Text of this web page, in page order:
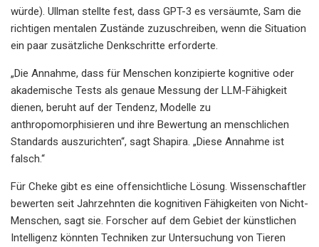
würde). Ullman stellte fest, dass GPT-3 es versäumte, Sam die
richtigen mentalen Zustände zuzuschreiben, wenn die Situation
ein paar zusätzliche Denkschritte erforderte.
„Die Annahme, dass für Menschen konzipierte kognitive oder
akademische Tests als genaue Messung der LLM-Fähigkeit
dienen, beruht auf der Tendenz, Modelle zu
anthropomorphisieren und ihre Bewertung an menschlichen
Standards auszurichten“, sagt Shapira. „Diese Annahme ist
falsch.“
Für Cheke gibt es eine offensichtliche Lösung. Wissenschaftler
bewerten seit Jahrzehnten die kognitiven Fähigkeiten von Nicht-
Menschen, sagt sie. Forscher auf dem Gebiet der künstlichen
Intelligenz könnten Techniken zur Untersuchung von Tieren